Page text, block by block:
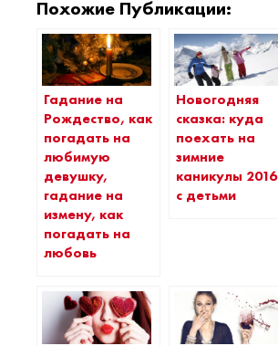
Похожие Публикации:
Гадание на
Рождество, как
погадать на
любимую
девушку,
гадание на
измену, как
погадать на
любовь
Новогодняя
сказка: куда
поехать на
зимние
каникулы 2016
с детьми